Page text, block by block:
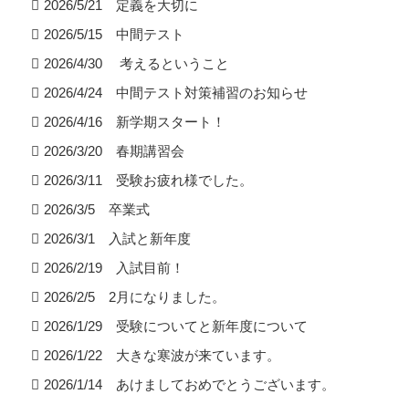
2026/5/21 定義を大切に
2026/5/15 中間テスト
2026/4/30 考えるということ
2026/4/24 中間テスト対策補習のお知らせ
2026/4/16 新学期スタート！
2026/3/20 春期講習会
2026/3/11 受験お疲れ様でした。
2026/3/5 卒業式
2026/3/1 入試と新年度
2026/2/19 入試目前！
2026/2/5 2月になりました。
2026/1/29 受験についてと新年度について
2026/1/22 大きな寒波が来ています。
2026/1/14 あけましておめでとうございます。